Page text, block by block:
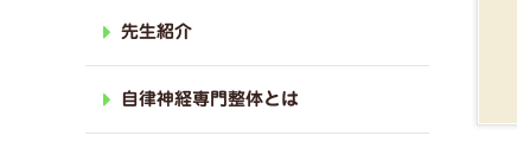
先生紹介
自律神経専門整体とは